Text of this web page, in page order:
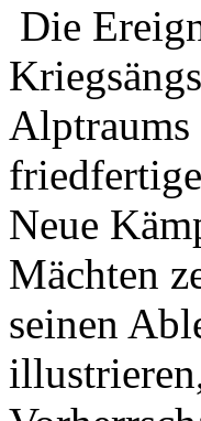
Die
Alptraums
Neue
Mächten
seinen